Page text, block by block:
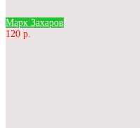
Марк Захаров
120 р.